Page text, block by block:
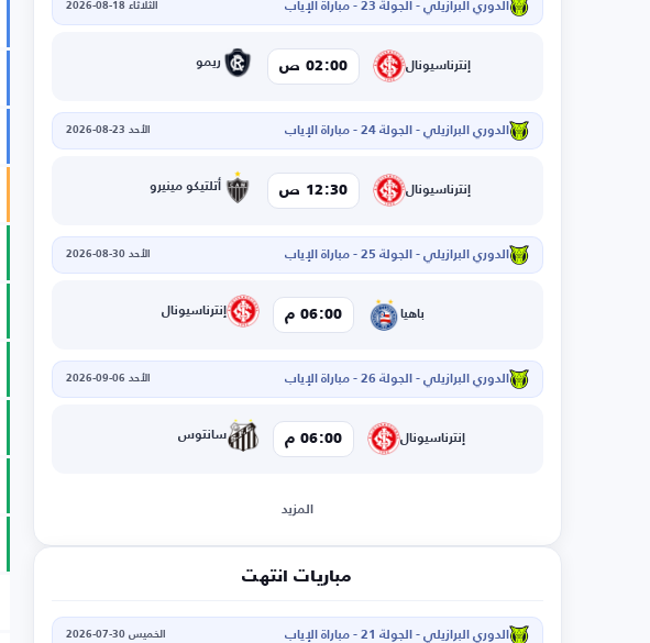
الدوري البرازيلي - الجولة 23 - مباراة الإياب الثلاثاء 18-08-2026
إنترناسيونال 02:00 ص ريمو
الدوري البرازيلي - الجولة 24 - مباراة الإياب الأحد 23-08-2026
إنترناسيونال 12:30 ص أتلتيكو مينيرو
الدوري البرازيلي - الجولة 25 - مباراة الإياب الأحد 30-08-2026
باهيا 06:00 م إنترناسيونال
الدوري البرازيلي - الجولة 26 - مباراة الإياب الأحد 06-09-2026
إنترناسيونال 06:00 م سانتوس
المزيد
مباريات انتهت
الدوري البرازيلي - الجولة 21 - مباراة الإياب الخميس 30-07-2026